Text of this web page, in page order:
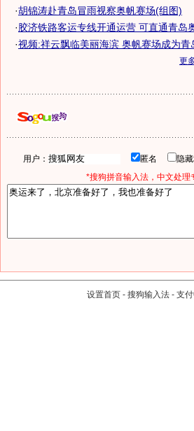
·胡锦涛赴青岛冒雨视察奥帆赛场(组图)
·胶济铁路客运专线开通运营 可直通青岛
·视频:祥云飘临美丽海滨 奥帆赛场成为青
更
用户： 匿名 隐
*搜狗拼音输入法，中文处理
设置首页 - 搜狗输入法 - 支